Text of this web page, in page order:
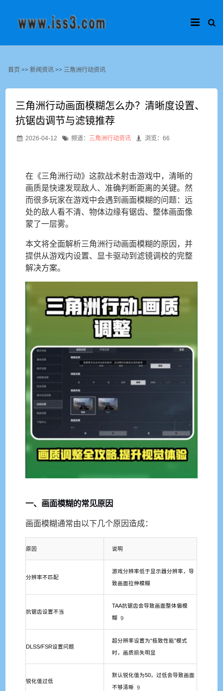
首页 >>新闻资讯 >>三角洲行动资讯
三角洲行动画面模糊怎么办？清晰度设置、
抗锯齿调节与滤镜推荐
2026-04-12 频道： 三角洲行动资讯 浏览：66
在《三角洲行动》这款战术射击游戏中，清晰的
画质是快速发现敌人、准确判断距离的关键。然
而很多玩家在游戏中会遇到画面模糊的问题：远
处的敌人看不清、物体边缘有锯齿、整体画面像
蒙了一层雾。
本文将全面解析三角洲行动画面模糊的原因，并
提供从游戏内设置、显卡驱动到滤镜调校的完整
解决方案。
一、画面模糊的常见原因
画面模糊通常由以下几个原因造成：
原因 说明
分辨率不匹配
游戏分辨率低于显示器分辨率，导
致画面拉伸模糊
抗锯齿设置不当
TAA抗锯齿会导致画面整体偏模
糊
9
DLSS/FSR设置问题
超分辨率设置为“极致性能”模式
时，画质损失明显
锐化值过低
默认锐化值为50，过低会导致画面
不够清晰
9